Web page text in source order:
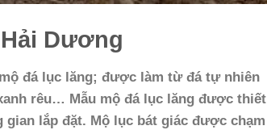
Dương
đá lục lăng; được làm từ đá tự nhiên
rêu… Mẫu mộ đá lục lăng được thiết
lắp đặt. Mộ lục bát giác được chạm